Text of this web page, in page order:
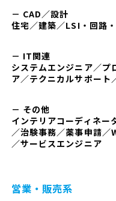
－ CAD／設計
住宅／建築／LSI・回路
－ IT関連
システムエンジニア／プ
ア／テクニカルサポート
－ その他
インテリアコーディネー
／治験事務／薬事申請／
／サービスエンジニア
営業・販売系